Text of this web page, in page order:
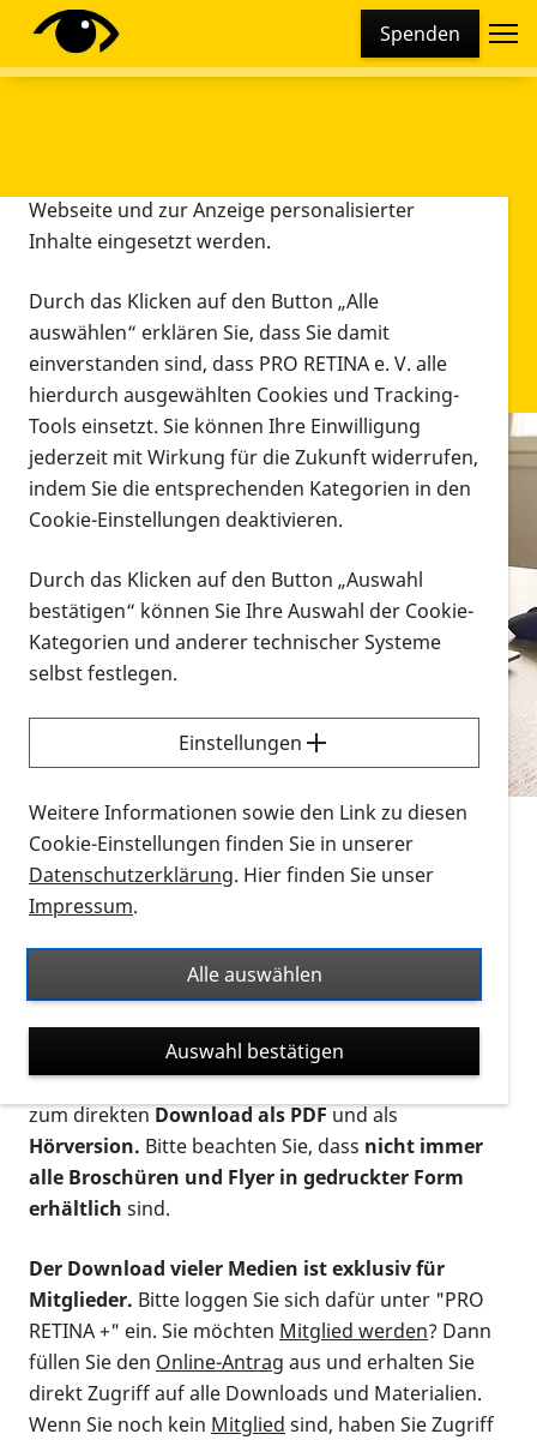
Spenden
Infomaterial
Infomaterial
Vorlesen
Alle Infomaterialien in verschiedenen
Formaten an einem Ort
Sie möchten wissen, wie Sie nach Infonmaterial
suchen und dieses bestellen bzw. herunterladen
können? Schauen Sie sich dieErklärvideos zum
Thema Infomaterial auf der PRO RETINA-Website
für blinde und sehbehinderte Menschen an.
Auf dieser Seite finden Sie sämtliches Infomaterial
Ort. Nutzen Sie den Formatfilter, um ausschließlich
nach Flyern und Broschüren, Audios oder Videos zu
suchen. Die meisten Flyer und Broschüren werden in
verschiedenen Formaten angeboten: zur
postalischen Bestellung als gedruckte Variante
zum direktenDownload als PDFund als
Hörversion. Bitte beachten Sie, dass nicht immer
alle Broschüren und Flyer in gedruckter Form
erhältlich sind.
Der Download vieler Medien ist exklusiv für
Mitglieder. Bitte loggen Sie sich dafür unter "PRO
RETINA +" ein. Sie möchten Mitglied werden? Dann
füllen Sie den Online-Antrag aus und erhalten Sie
direkt Zugriff auf alle Downloads und Materialien.
Wenn Sie noch kein Mitglied sind, haben Sie Zugriff
Diese Webseite setzt verschiedene Cookies und
Tracking-Tools ein. Dies beinhaltet Cookies und
Webseite und zur Anzeige personalisierter
Inhalte eingesetzt werden.
Durch das Klicken auf den Button „Alle
auswählen“ erklären Sie, dass Sie damit
einverstanden sind, dass PRO RETINA e. V. alle
hierdurch ausgewählten Cookies und Tracking-
Tools einsetzt. Sie können Ihre Einwilligung
jederzeit mit Wirkung für die Zukunft widerrufen,
indem Sie die entsprechenden Kategorien in den
Cookie-Einstellungen deaktivieren.
Durch das Klicken auf den Button „Auswahl
bestätigen“ können Sie Ihre Auswahl der Cookie-
Kategorien und anderer technischer Systeme
selbst festlegen.
Einstellungen
Weitere Informationen sowie den Link zu diesen
Cookie-Einstellungen finden Sie in unserer
Datenschutzerklärung. Hier finden Sie unser
Impressum.
Alle auswählen
Auswahl bestätigen